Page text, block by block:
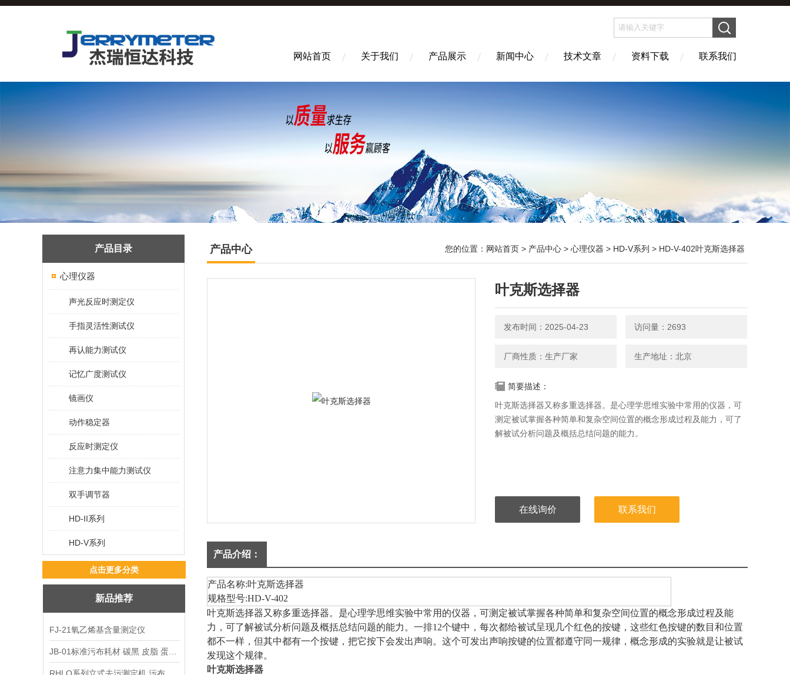
网站首页 关于我们 产品展示 新闻中心 技术文章 资料下载 联系我们
产品目录
心理仪器
声光反应时测定仪
手指灵活性测试仪
再认能力测试仪
记忆广度测试仪
镜画仪
动作稳定器
反应时测定仪
注意力集中能力测试仪
双手调节器
HD-II系列
HD-V系列
点击更多分类
新品推荐
FJ-21氧乙烯基含量测定仪
产品中心 您的位置： 网站首页 > 产品中心 > 心理仪器 > HD-V系列 > HD-V-402叶克斯选择器
叶克斯选择器
发布时间：2025-04-23 访问量：2693
厂商性质：生产厂家 生产地址：北京
简要描述：
叶克斯选择器又称多重选择器。是心理学思维实验中常用的仪器，可
测定被试掌握各种简单和复杂空间位置的概念形成过程及能力，可了
解被试分析问题及概括总结问题的能力。
在线询价 联系我们
产品介绍：
产品名称:叶克斯选择器
规格型号:HD-V-402
叶克斯选择器又称多重选择器。是心理学思维实验中常用的仪器，可测定被试掌握各种简单和复杂空间位置的概念形成过程及能
力，可了解被试分析问题及概括总结问题的能力。一排12个键中，每次都给被试呈现几个红色的按键，这些红色按键的数目和位置
都不一样，但其中都有一个按键，把它按下会发出声响。这个可发出声响按键的位置都遵守同一规律，概念形成的实验就是让被试
发现这个规律。
叶克斯选择器